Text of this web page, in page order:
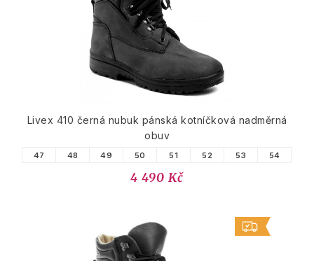
Livex 410 černá nubuk pánská kotníčková nadměrná
obuv
47 48 49 50 51 52 53 54
4 490 Kč